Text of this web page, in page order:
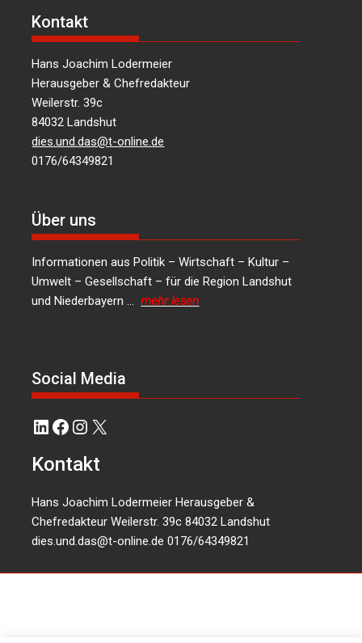
Kontakt
Hans Joachim Lodermeier
Herausgeber & Chefredakteur
Weilerstr. 39c
84032 Landshut
dies.und.das@t-online.de
0176/64349821
Über uns
Informationen aus Politik – Wirtschaft – Kultur –
Umwelt – Gesellschaft – für die Region Landshut
und Niederbayern …mehr lesen
Social Media
LinkedIn
Facebook
Instagram
X
Kontakt
Hans Joachim Lodermeier Herausgeber &
Chefredakteur Weilerstr. 39c 84032 Landshut
dies.und.das@t-online.de 0176/64349821